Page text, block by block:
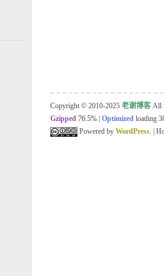
Copyright © 2010-2025 老谢博客 All
Gzipped 76.5% Optimized loading
Powered by WordPress. |